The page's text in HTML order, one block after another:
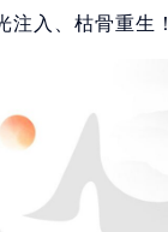
注入、枯骨重生！